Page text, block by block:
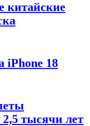
китайские
iPhone 18
тысячи лет